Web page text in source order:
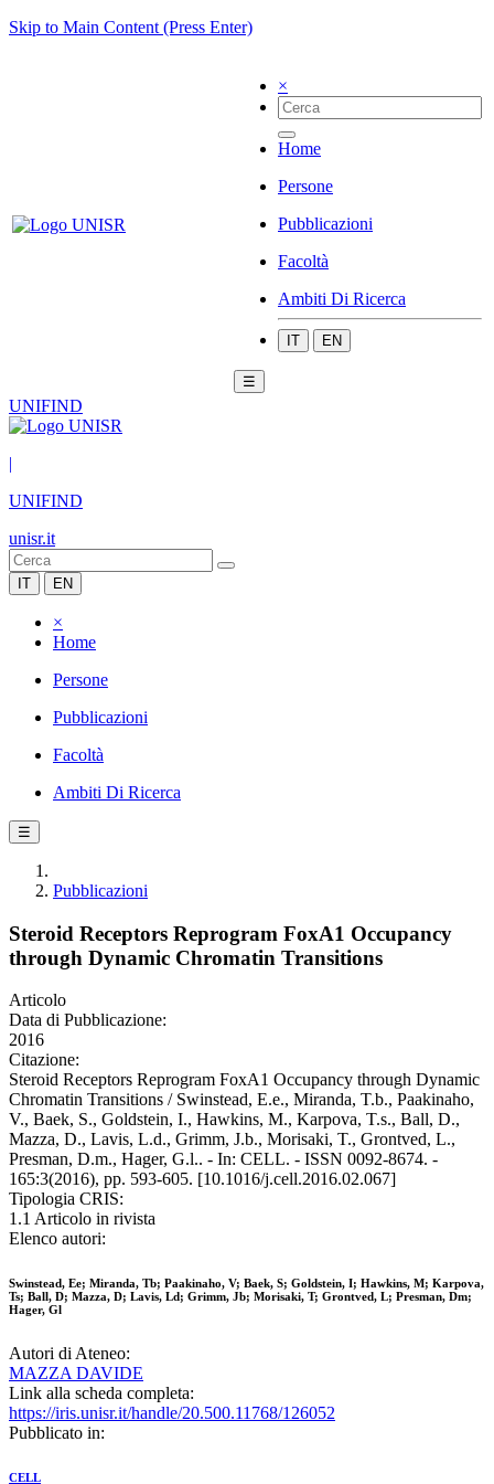
Skip to Main Content (Press Enter)
×
Home
Persone
Pubblicazioni
Facoltà
Ambiti Di Ricerca
IT EN
☰
UNIFIND
|
UNIFIND
unisr.it
IT EN
×
Home
Persone
Pubblicazioni
Facoltà
Ambiti Di Ricerca
☰
Pubblicazioni
Steroid Receptors Reprogram FoxA1 Occupancy
through Dynamic Chromatin Transitions
Articolo
Data di Pubblicazione:
2016
Citazione:
Steroid Receptors Reprogram FoxA1 Occupancy through Dynamic
Chromatin Transitions / Swinstead, E.e., Miranda, T.b., Paakinaho,
V., Baek, S., Goldstein, I., Hawkins, M., Karpova, T.s., Ball, D.,
Mazza, D., Lavis, L.d., Grimm, J.b., Morisaki, T., Grontved, L.,
Presman, D.m., Hager, G.l.. - In: CELL. - ISSN 0092-8674. -
165:3(2016), pp. 593-605. [10.1016/j.cell.2016.02.067]
Tipologia CRIS:
1.1 Articolo in rivista
Elenco autori:
Swinstead, Ee; Miranda, Tb; Paakinaho, V; Baek, S; Goldstein, I; Hawkins, M; Karpova,
Ts; Ball, D; Mazza, D; Lavis, Ld; Grimm, Jb; Morisaki, T; Grontved, L; Presman, Dm;
Hager, Gl
Autori di Ateneo:
MAZZA DAVIDE
Link alla scheda completa:
https://iris.unisr.it/handle/20.500.11768/126052
Pubblicato in:
CELL